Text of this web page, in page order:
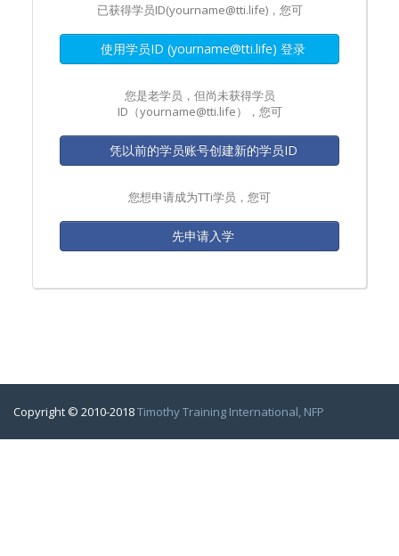
已获得学员ID(yourname@tti.life)，您可
使用学员ID (yourname@tti.life) 登录
您是老学员，但尚未获得学员
ID（yourname@tti.life），您可
凭以前的学员账号创建新的学员ID
您想申请成为TTi学员，您可
先申请入学
Copyright © 2010-2018Timothy Training International, NFP